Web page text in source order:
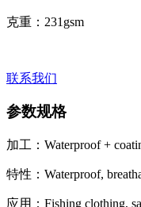
克重：231gsm
联系我们
参数规格
加工：Waterproof +
特性：Waterproof,
应用：Fishing clothing,